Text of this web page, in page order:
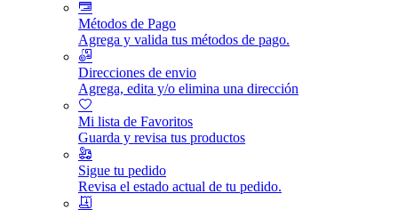
Métodos de Pago
Agrega y valida tus métodos de pago.
Direcciones de envio
Agrega, edita y/o elimina una dirección
Mi lista de Favoritos
Guarda y revisa tus productos
Sigue tu pedido
Revisa el estado actual de tu pedido.